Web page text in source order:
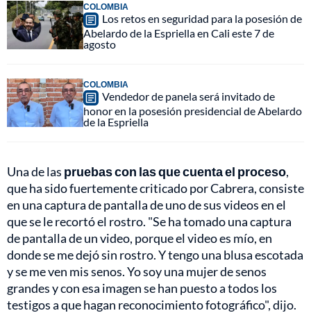
COLOMBIA
Los retos en seguridad para la posesión de
Abelardo de la Espriella en Cali este 7 de
agosto
COLOMBIA
Vendedor de panela será invitado de
honor en la posesión presidencial de Abelardo
de la Espriella
Una de las pruebas con las que cuenta el proceso,
que ha sido fuertemente criticado por Cabrera, consiste
en una captura de pantalla de uno de sus videos en el
que se le recortó el rostro. "Se ha tomado una captura
de pantalla de un video, porque el video es mío, en
donde se me dejó sin rostro. Y tengo una blusa escotada
y se me ven mis senos. Yo soy una mujer de senos
grandes y con esa imagen se han puesto a todos los
testigos a que hagan reconocimiento fotográfico", dijo.